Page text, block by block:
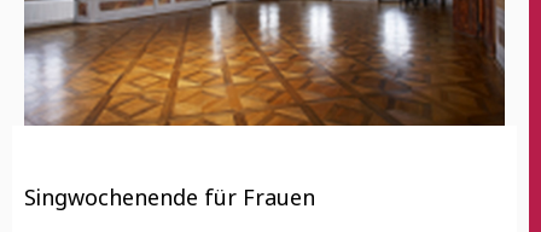
Sing­wo­chen­en­de für Frauen